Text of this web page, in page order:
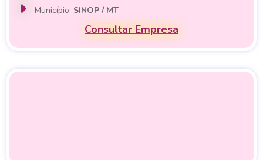
Município: SINOP / MT
Consultar Empresa